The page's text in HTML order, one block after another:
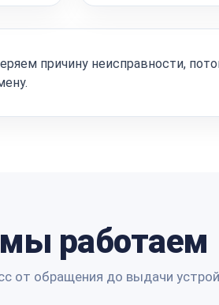
причину неисправности,
работаем
от обращения до выдачи